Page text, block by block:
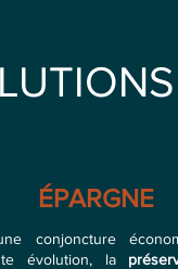
ÉPARGNE
conjoncture
évolution, la